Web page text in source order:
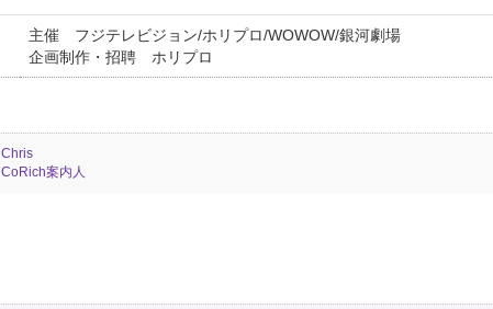
主催 フジテレビジョン/ホリプロ/WOWOW/銀河劇場
企画制作・招聘 ホリプロ
Chris
CoRich案内人